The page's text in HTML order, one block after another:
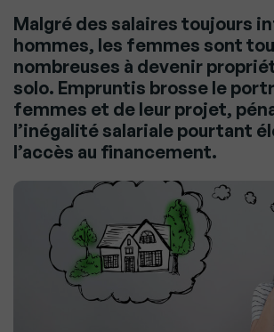
Malgré des salaires toujours
hommes, les femmes sont
nombreuses à devenir
solo. Empruntis brosse le
femmes et de leur projet,
l’inégalité salariale pourtant
l’accès au financement.